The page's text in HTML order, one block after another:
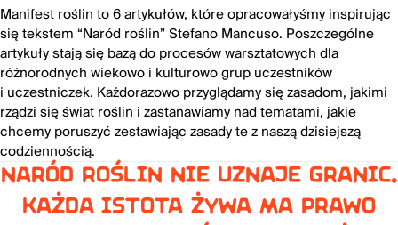
Manifest roślin to 6 artykułów, które opracowałyśmy inspirując
się tekstem “Naród roślin” Stefano Mancuso. Poszczególne
artykuły stają się bazą do procesów warsztatowych dla
różnorodnych wiekowo i kulturowo grup uczestników
i uczestniczek. Każdorazowo przyglądamy się zasadom, jakimi
rządzi się świat roślin i zastanawiamy nad tematami, jakie
chcemy poruszyć zestawiając zasady te z naszą dzisiejszą
codziennością.
Naród Roślin nie uznaje granic.
Każda istota żywa ma prawo